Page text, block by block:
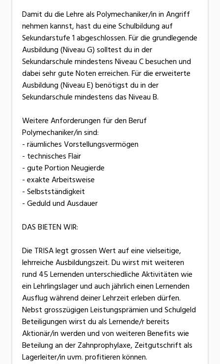
Damit du die Lehre als Polymechaniker/in in Angriff
nehmen kannst, hast du eine Schulbildung auf
Sekundarstufe 1 abgeschlossen. Für die grundlegende
Ausbildung (Niveau G) solltest du in der
Sekundarschule mindestens Niveau C besuchen und
dabei sehr gute Noten erreichen. Für die erweiterte
Ausbildung (Niveau E) benötigst du in der
Sekundarschule mindestens das Niveau B.
Weitere Anforderungen für den Beruf
Polymechaniker/in sind:
- räumliches Vorstellungsvermögen
- technisches Flair
- gute Portion Neugierde
- exakte Arbeitsweise
- Selbstständigkeit
- Geduld und Ausdauer
DAS BIETEN WIR:
Die TRISA legt grossen Wert auf eine vielseitige,
lehrreiche Ausbildungszeit. Du wirst mit weiteren
rund 45 Lernenden unterschiedliche Aktivitäten wie
ein Lehrlingslager und auch jährlich einen Lernenden
Ausflug während deiner Lehrzeit erleben dürfen.
Nebst grosszügigen Leistungsprämien und Schulgeld
Beteiligungen wirst du als Lernende/r bereits
Aktionär/in werden und von weiteren Benefits wie
Beteilung an der Zahnprophylaxe, Zeitgutschrift als
Lagerleiter/in uvm. profitieren können.